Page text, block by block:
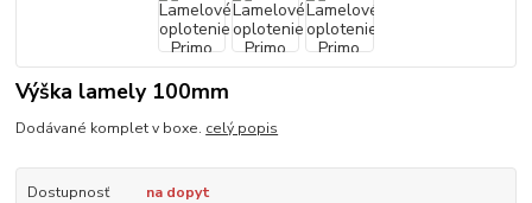
Výška lamely 100mm
Dodávané komplet v boxe. celý popis
Dostupnosť na dopyt